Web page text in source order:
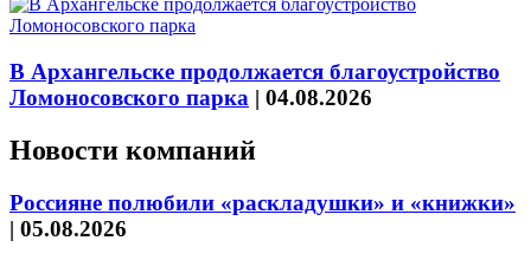
В Архангельске продолжается благоустройство
Ломоносовского парка | 04.08.2026
Новости компаний
Россияне полюбили «раскладушки» и «книжки»
| 05.08.2026